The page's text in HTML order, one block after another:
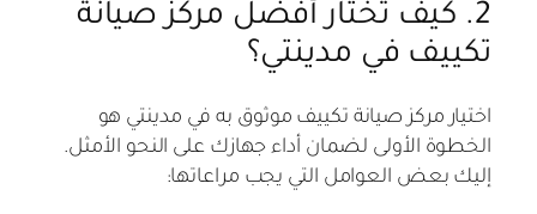
2. كيف تختار أفضل مركز صيانة
تكييف في مدينتي؟
اختيار مركز صيانة تكييف موثوق به في مدينتي هو
الخطوة الأولى لضمان أداء جهازك على النحو الأمثل.
إليك بعض العوامل التي يجب مراعاتها: